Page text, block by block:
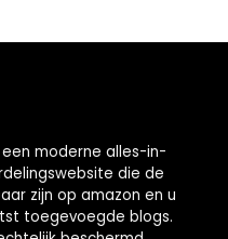
moderne alles-in-
die de
zijn op amazon en u
toegevoegde blogs.